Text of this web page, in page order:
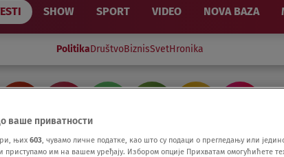
SHOW SPORT VIDEO NOVA BAZA
PolitikaDruštvoBiznisSvetHronika
ваше приватности
њих 603, чувамо личне податке, као што су подаци о прегледању или
им на вашем уређају. Избором опције Прихватам омогућићете